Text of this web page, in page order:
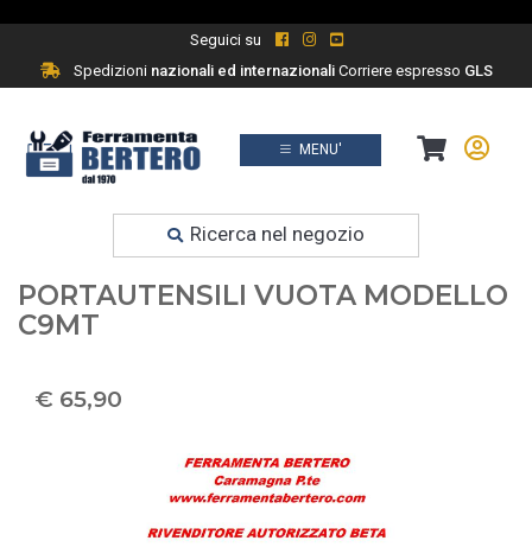
Seguici su
Spedizioninazionali ed internazionaliCorriere espresso GLS
MENU'
Ricerca nel negozio
Prodotti
BETA BORSA PORTA ATTREZZI
PORTAUTENSILI VUOTA MODELLO
C9MT
€ 65,90